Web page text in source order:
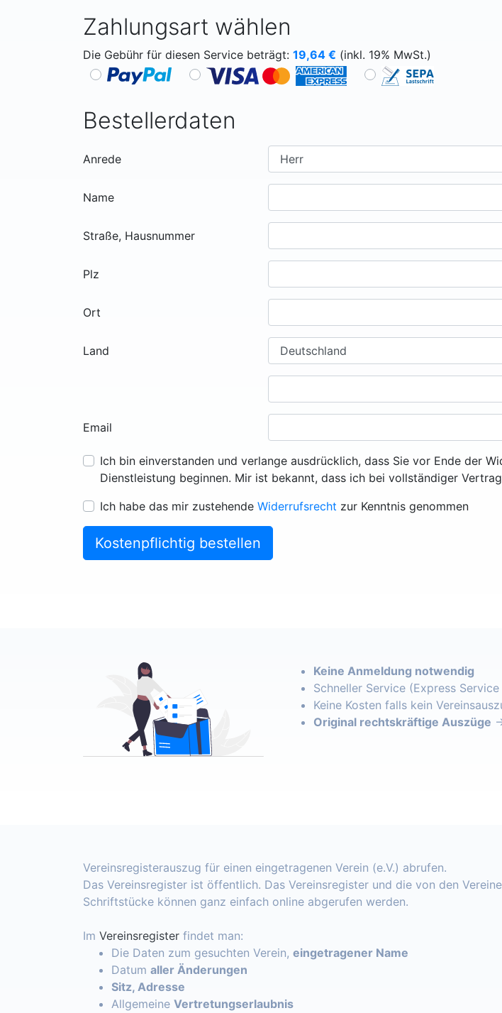
Zahlungsart wählen
Die Gebühr für diesen Service beträgt: 19,64 € (inkl. 19% MwSt.)
Bestellerdaten
Anrede
Name
Straße, Hausnummer
Plz
Ort
Land
Email
Ich bin einverstanden und verlange ausdrücklich, dass Sie vor Ende der
Dienstleistung beginnen. Mir ist bekannt, dass ich bei vollständiger
Ich habe das mir zustehende Widerrufsrecht zur Kenntnis genommen
Kostenpflichtig bestellen
Keine Anmeldung notwendig
Schneller Service (Express
Keine Kosten falls kein
Original rechtskräftige Auszüge
Vereinsregisterauszug für einen eingetragenen Verein (e.V.) abrufen.
Das Vereinsregister ist öffentlich. Das Vereinsregister und die von den
Schriftstücke können ganz einfach online abgerufen werden.
Im Vereinsregister findet man:
Die Daten zum gesuchten Verein, eingetragener Name
Datum aller Änderungen
Sitz, Adresse
Allgemeine Vertretungserlaubnis